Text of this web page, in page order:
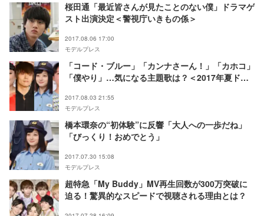
桜田通「最近皆さんが見たことのない僕」ドラマゲ
スト出演決定＜警視庁いきもの係＞
2017.08.06 17:00
モデルプレス
「コード・ブルー」「カンナさーん！」「カホコ」
「僕やり」…気になる主題歌は？＜2017年夏ドラ
2017.08.03 21:55
モデルプレス
橋本環奈の“初体験”に反響「大人への一歩だね」
「びっくり！おめでとう」
2017.07.30 15:08
モデルプレス
超特急「My Buddy」MV再生回数が300万突破に
迫る！驚異的なスピードで視聴される理由とは？